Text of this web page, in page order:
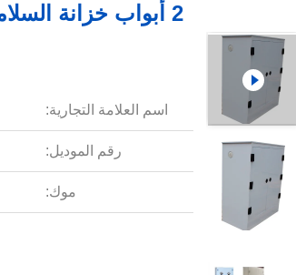
اسم العلامة التجارية:
رقم الموديل:
موك: